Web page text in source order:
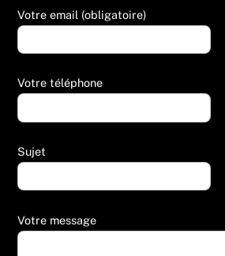
Votre email (obligatoire)
Votre téléphone
Sujet
Votre message